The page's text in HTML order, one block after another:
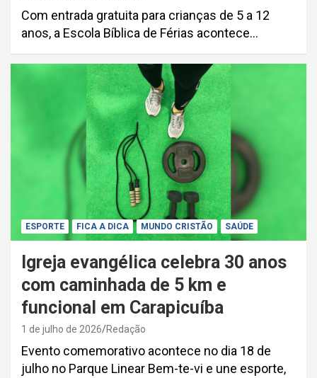
Com entrada gratuita para crianças de 5 a 12
anos, a Escola Bíblica de Férias acontece…
ESPORTE FICA A DICA MUNDO CRISTÃO SAÚDE
Igreja evangélica celebra 30 anos
com caminhada de 5 km e
funcional em Carapicuíba
1 de julho de 2026 Redação
Evento comemorativo acontece no dia 18 de
julho no Parque Linear Bem-te-vi e une esporte,